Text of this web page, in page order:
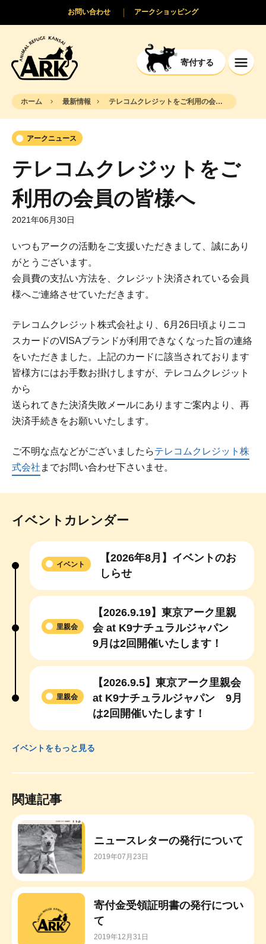
寄付する
アークショッピング
お問い合わせ
ホーム 最新情報 テレコムクレジットをご利用の会員の皆様へ
アークニュース
テレコムクレジットをご
利用の会員の皆様へ
2021年06月30日
いつもアークの活動をご支援いただきまして、誠にあり
がとうございます。
会員費の支払い方法を、クレジット決済されている会員
様へご連絡させていただきます。
テレコムクレジット株式会社より、6月26日頃よりニコ
スカードのVISAブランドが利用できなくなった旨の連絡
をいただきました。上記のカードに該当されております
皆様方にはお手数お掛けしますが、テレコムクレジット
から
送られてきた決済失敗メールにありますご案内より、再
決済手続きをお願いいたします。
ご不明な点などがございましたらテレコムクレジット株
式会社 までお問い合わせ下さいませ。
イベントカレンダー
【2026年8月】イベントのお
しらせ
イベント
【2026.9.19】東京アーク里親
会 at K9ナチュラルジャパン
9月は2回開催いたします！
里親会
【2026.9.5】東京アーク里親会
at K9ナチュラルジャパン 9月
は2回開催いたします！
里親会
イベントをもっと見る
関連記事
ニュースレターの発行について
2019年07月23日
寄付金受領証明書の発行につい
て
2019年12月31日